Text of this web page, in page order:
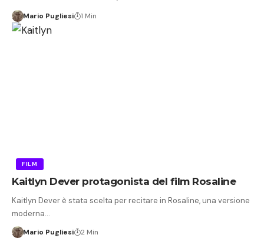
Mario Pugliesi 1 Min
FILM
Kaitlyn Dever protagonista del film Rosaline
Kaitlyn Dever è stata scelta per recitare in Rosaline, una versione
moderna…
Mario Pugliesi 2 Min